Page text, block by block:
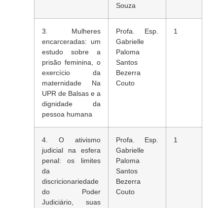
Souza
3. Mulheres
encarceradas: um
estudo sobre a
prisão feminina, o
exercício da
maternidade Na
UPR de Balsas e a
dignidade da
pessoa humana
Profa. Esp.
Gabrielle
Paloma
Santos
Bezerra
Couto
1
4. O ativismo
judicial na esfera
penal: os limites
da
discricionariedade
do Poder
Judiciário, suas
Profa. Esp.
Gabrielle
Paloma
Santos
Bezerra
Couto
1